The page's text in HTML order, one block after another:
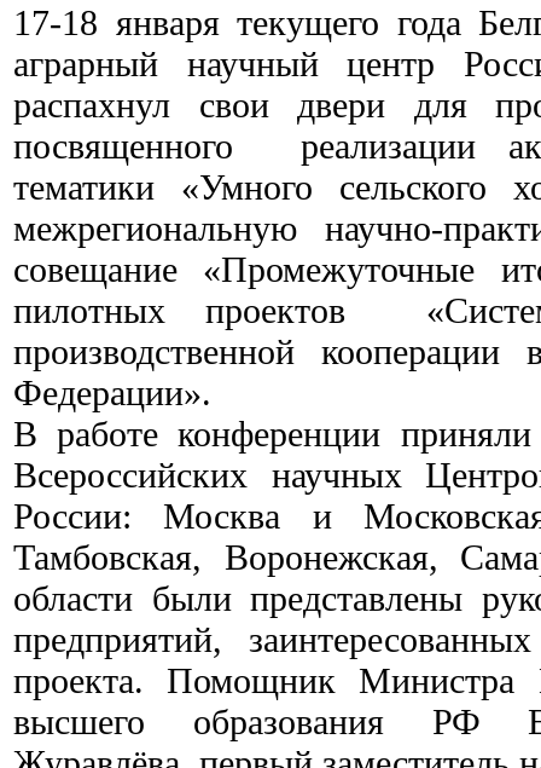
17-18 января текущего года
аграрный научный центр
распахнул свои двери для
посвященного реализации
тематики «Умного
межрегиональную научно-
совещание «Промежуточные
пилотных проектов
производственной кооперации
Федерации».
В работе конференции приняли
Всероссийских научных
России: Москва и
Тамбовская, Воронежская,
области были представлены
предприятий,
проекта. Помощник Министра
высшего образования РФ